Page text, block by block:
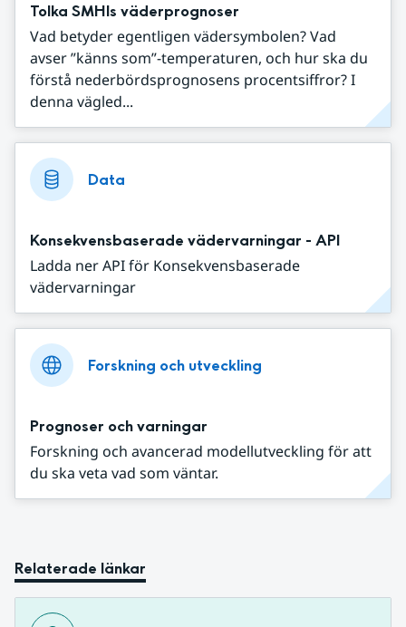
Tolka SMHIs väderprognoser
Vad betyder egentligen vädersymbolen? Vad
avser ”känns som”-temperaturen, och hur ska du
förstå nederbördsprognosens procentsiffror? I
denna vägled...
Data
Konsekvensbaserade vädervarningar - API
Ladda ner API för Konsekvensbaserade
vädervarningar
Forskning och utveckling
Prognoser och varningar
Forskning och avancerad modellutveckling för att
du ska veta vad som väntar.
Relaterade länkar